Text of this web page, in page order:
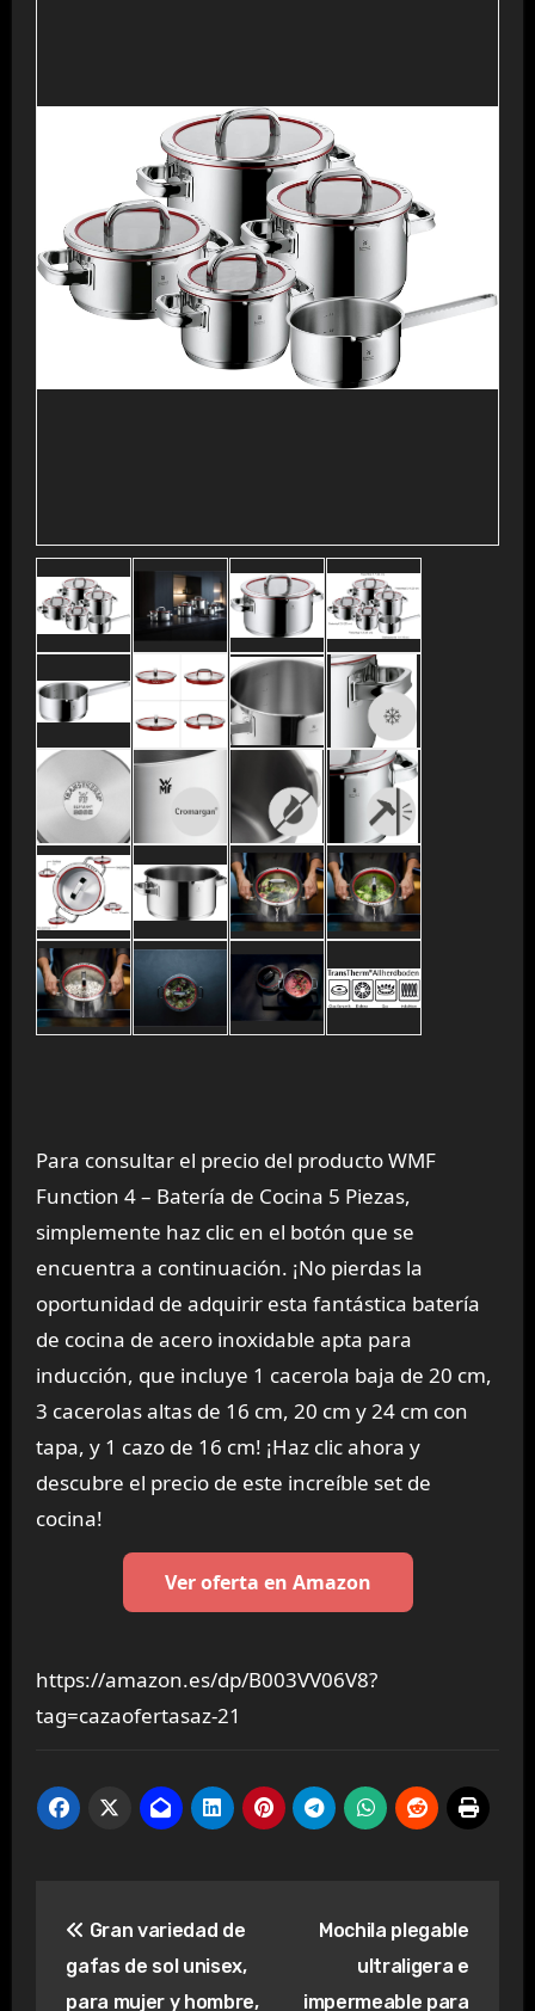
Para consultar el precio del producto WMF
Function 4 – Batería de Cocina 5 Piezas,
simplemente haz clic en el botón que se
encuentra a continuación. ¡No pierdas la
oportunidad de adquirir esta fantástica batería
de cocina de acero inoxidable apta para
inducción, que incluye 1 cacerola baja de 20 cm,
3 cacerolas altas de 16 cm, 20 cm y 24 cm con
tapa, y 1 cazo de 16 cm! ¡Haz clic ahora y
descubre el precio de este increíble set de
cocina!
Ver oferta en Amazon
https://amazon.es/dp/B003VV06V8?
tag=cazaofertasaz-21
de
entradas
Gran variedad de
gafas de sol unisex,
para mujer y hombre,
Mochila plegable
ultraligera e
impermeable para